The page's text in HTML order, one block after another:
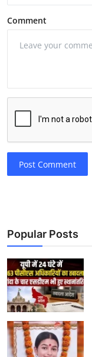
Comment
Post Comment
Popular Posts